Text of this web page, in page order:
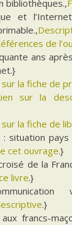
bibliothèques.,
et
de
ans
sur la fiche de
sur la
sur la fiche de
situation pays
cet ouvrage.}
de la
livre.}
.}
francs-